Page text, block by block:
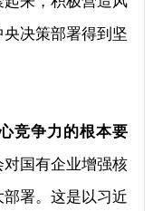
决策部署得到坚
竞争力的根本要
国有企业增强核
署。这是以习近